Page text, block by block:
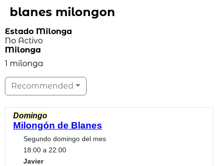
blanes milongon
Estado Milonga
No Activo
Milonga
1 milonga
Recommended
Domingo
Milongón de Blanes
Segundo domingo del mes
18:00 a 22:00
Javier